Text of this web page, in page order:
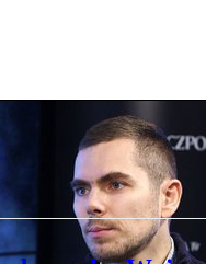
usunięciu z